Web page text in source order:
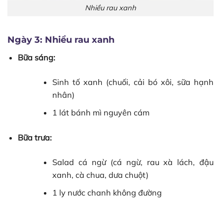
Nhiều rau xanh
Ngày 3: Nhiều rau xanh
Bữa sáng:
Sinh tố xanh (chuối, cải bó xôi, sữa hạnh
nhân)
1 lát bánh mì nguyên cám
Bữa trưa:
Salad cá ngừ (cá ngừ, rau xà lách, đậu
xanh, cà chua, dưa chuột)
1 ly nước chanh không đường